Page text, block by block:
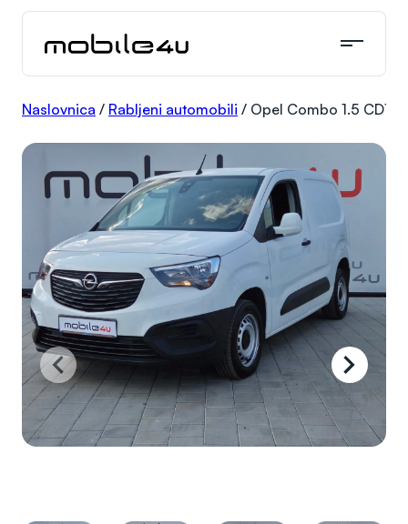
Skoči
sadržaja
Naslovnica / Rabljeni automobili / Opel Combo 1.5 CDTI